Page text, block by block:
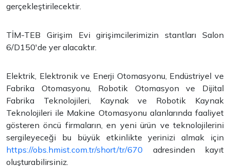
gerçekleştirilecektir.
TİM-TEB Girişim Evi girişimcilerimizin stantları Salon
6/D150'de yer alacaktır.
Elektrik, Elektronik ve Enerji Otomasyonu, Endüstriyel ve
Fabrika Otomasyonu, Robotik Otomasyon ve Dijital
Fabrika Teknolojileri, Kaynak ve Robotik Kaynak
Teknolojileri ile Makine Otomasyonu alanlarında faaliyet
gösteren öncü firmaların, en yeni ürün ve teknolojilerini
sergileyeceği bu büyük etkinlikte yerinizi almak için
https://obs.hmist.com.tr/short/tr/670 adresinden kayıt
oluşturabilirsiniz.